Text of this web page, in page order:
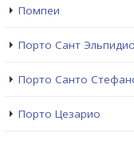
Помпеи
Порто Сант Эльпидио
Порто Санто
Порто Цезарио